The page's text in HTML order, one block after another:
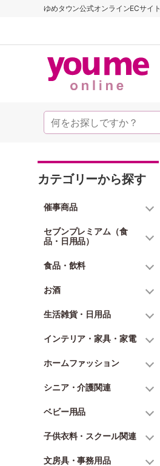
ゆめタウン公式オンラインECサイ
カテゴリーから探す
催事商品
セブンプレミアム（食
品・日用品）
食品・飲料
お酒
生活雑貨・日用品
インテリア・家具・家電
ホームファッション
シニア・介護関連
ベビー用品
子供衣料・スクール関連
文房具・事務用品